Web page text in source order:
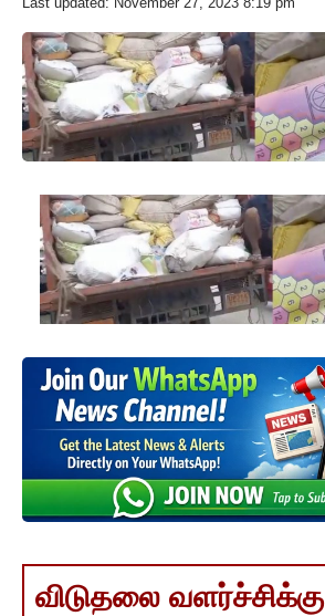
விடுதலை வளர்ச்சிக்கு